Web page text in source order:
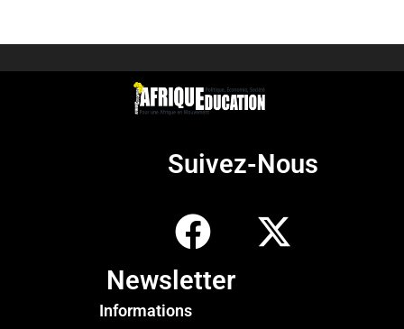
Suivez-Nous
Newsletter
Informations